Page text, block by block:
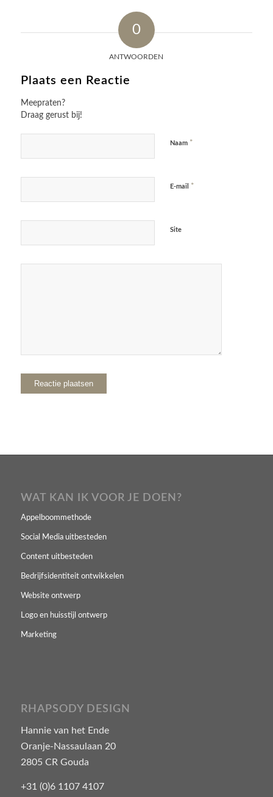
0
ANTWOORDEN
Plaats een Reactie
Meepraten?
Draag gerust bij!
Naam *
E-mail *
Site
WAT KAN IK VOOR JE DOEN?
Appelboommethode
Social Media uitbesteden
Content uitbesteden
Bedrijfsidentiteit ontwikkelen
Website ontwerp
Logo en huisstijl ontwerp
Marketing
RHAPSODY DESIGN
Hannie van het Ende
Oranje-Nassaulaan 20
2805 CR Gouda
+31 (0)6 1107 4107